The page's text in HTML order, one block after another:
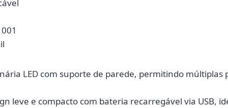
modelo ‏ : ‎ 001
LED com suporte de parede, permitindo múltiplas
leve e compacto com bateria recarregável via USB,